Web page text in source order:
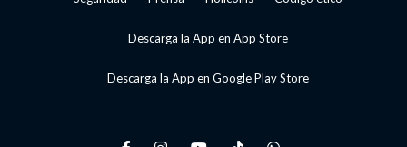
Descarga la App en App Store
Descarga la App en Google Play Store